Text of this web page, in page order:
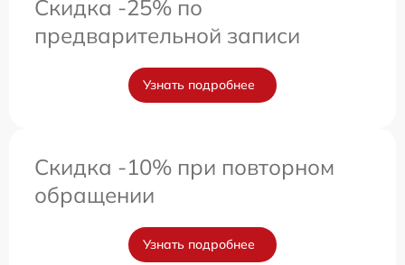
Скидка -25% по
предварительной записи
Узнать подробнее
Скидка -10% при повторном
обращении
Узнать подробнее